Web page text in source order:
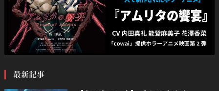
最新記事